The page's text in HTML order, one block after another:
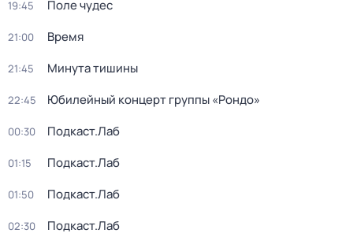
19:45 Поле чудес
21:00 Время
21:45 Минута тишины
22:45 Юбилейный концерт группы «Рондо»
00:30 Подкаст.Лаб
01:15 Подкаст.Лаб
01:50 Подкаст.Лаб
02:30 Подкаст.Лаб